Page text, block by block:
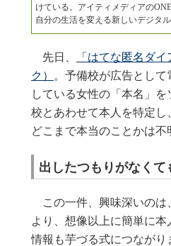
けている。アイティメディアの
自分の生活を変える新しいデジタ
先日、
「はてな匿名ダ
ク）
。予備校が広告とし
している女性の「本名」
校とあわせて本人を特定し
どこまで本当のことかは不
出したつもりがなく
この一件、興味深いのは
より、想像以上に簡単に
情報も芋づる式につなが